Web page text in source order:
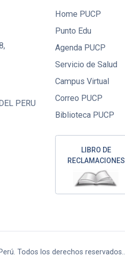
PERU
Home PUCP
Punto Edu
Agenda PUCP
Servicio de Salud
Campus Virtual
Correo PUCP
Biblioteca PUCP
LIBRO DE
RECLAMACIONES
Todos los derechos reservados..